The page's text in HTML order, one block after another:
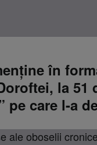
în
la 51
pe care l-a